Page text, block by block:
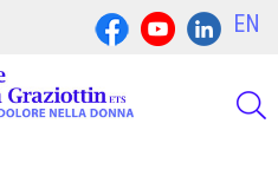
EN